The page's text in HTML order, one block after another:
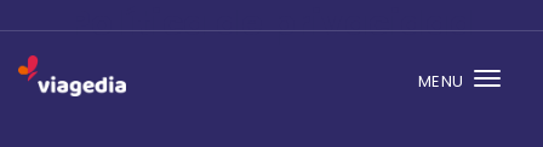
MENU
Política de privacidad